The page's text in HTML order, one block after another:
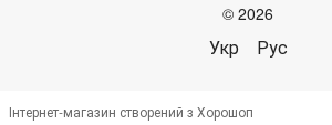
© 2026
Укр Рус
Інтернет-магазин створений з Хорошоп